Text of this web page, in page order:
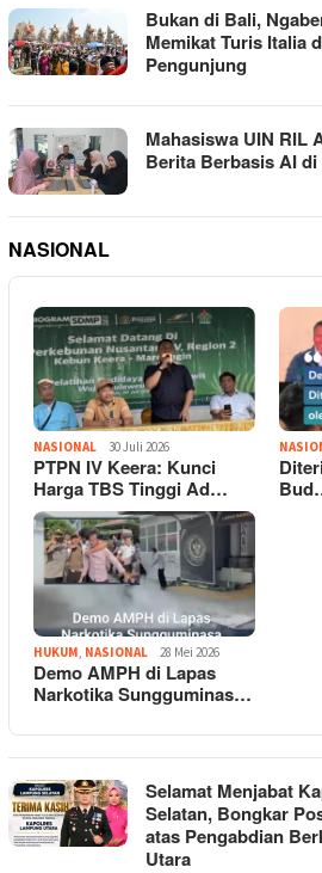
Bukan di Bali,
Memikat Turis Italia
Pengunjung
Mahasiswa UIN RIL
Berita Berbasis AI
NASIONAL
NASIONAL 30 Juli 2026
PTPN IV Keera: Kunci
Harga TBS Tinggi Ad…
HUKUM NASIONAL 28 Mei 2026
Demo AMPH di Lapas
Narkotika Sungguminas…
Selamat Menjabat
Selatan, Bongkar
atas Pengabdian
Utara